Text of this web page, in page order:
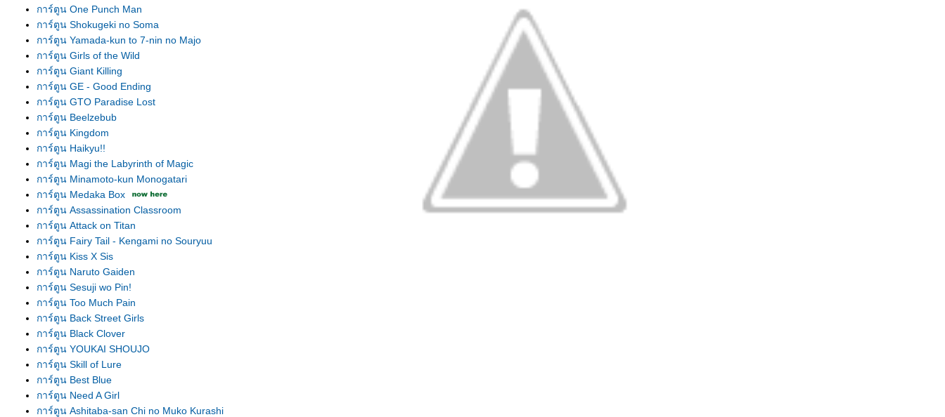
การ์ตูน One Punch Man
การ์ตูน Shokugeki no Soma
การ์ตูน Yamada-kun to 7-nin no Majo
การ์ตูน Girls of the Wild
การ์ตูน Giant Killing
การ์ตูน GE - Good Ending
การ์ตูน GTO Paradise Lost
การ์ตูน Beelzebub
การ์ตูน Kingdom
การ์ตูน Haikyu!!
การ์ตูน Magi the Labyrinth of Magic
การ์ตูน Minamoto-kun Monogatari
การ์ตูน Medaka Box
การ์ตูน Assassination Classroom
การ์ตูน Attack on Titan
การ์ตูน Fairy Tail - Kengami no Souryuu
การ์ตูน Kiss X Sis
การ์ตูน Naruto Gaiden
การ์ตูน Sesuji wo Pin!
การ์ตูน Too Much Pain
การ์ตูน Back Street Girls
การ์ตูน Black Clover
การ์ตูน YOUKAI SHOUJO
การ์ตูน Skill of Lure
การ์ตูน Best Blue
การ์ตูน Need A Girl
การ์ตูน Ashitaba-san Chi no Muko Kurashi